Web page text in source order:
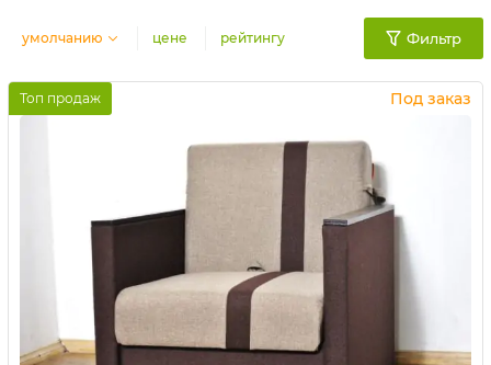
умолчанию цене рейтингу Фильтр
Под заказ
Топ продаж